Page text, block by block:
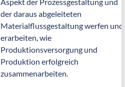
der daraus abgeleiteten
Materialflussgestaltung werfen und
erarbeiten, wie
Produktionsversorgung und
Produktion erfolgreich
zusammenarbeiten.